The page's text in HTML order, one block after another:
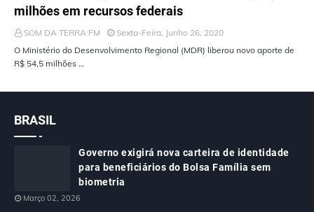
milhões em recursos federais
SOM DA TERRA FM
Sexta-Feira, Junho 26, 2020
O Ministério do Desenvolvimento Regional (MDR) liberou novo aporte de
R$ 54,5 milhões …
BRASIL
Governo exigirá nova carteira de identidade
para beneficiários do Bolsa Família sem
biometria
Março 02, 2026